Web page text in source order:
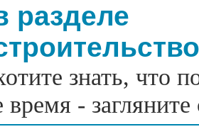
разделе
знать, что
время -